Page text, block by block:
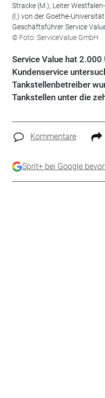
Stracke (M.), Leiter
(l.) von der Goethe-
Geschäftsführer Service
© Foto: ServiceValue GmbH
Service Value hat
Kundenservice
Tankstellenbetreiber
Tankstellen unter die
Kommentare
Sprit+ bei Google